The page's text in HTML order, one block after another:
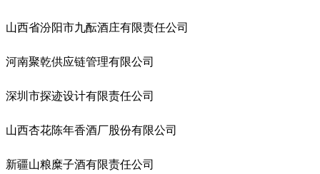
山西省汾阳市九酝酒庄有限责任公司
河南聚乾供应链管理有限公司
深圳市探迹设计有限责任公司
山西杏花陈年香酒厂股份有限公司
新疆山粮糜子酒有限责任公司